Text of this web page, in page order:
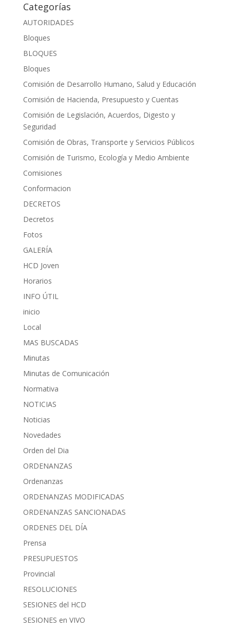
Categorías
AUTORIDADES
Bloques
BLOQUES
Bloques
Comisión de Desarrollo Humano, Salud y Educación
Comisión de Hacienda, Presupuesto y Cuentas
Comisión de Legislación, Acuerdos, Digesto y
Seguridad
Comisión de Obras, Transporte y Servicios Públicos
Comisión de Turismo, Ecología y Medio Ambiente
Comisiones
Conformacion
DECRETOS
Decretos
Fotos
GALERÍA
HCD Joven
Horarios
INFO ÚTIL
inicio
Local
MAS BUSCADAS
Minutas
Minutas de Comunicación
Normativa
NOTICIAS
Noticias
Novedades
Orden del Dia
ORDENANZAS
Ordenanzas
ORDENANZAS MODIFICADAS
ORDENANZAS SANCIONADAS
ORDENES DEL DÍA
Prensa
PRESUPUESTOS
Provincial
RESOLUCIONES
SESIONES del HCD
SESIONES en VIVO